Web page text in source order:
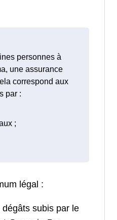
personnes à
une assurance
correspond aux
par :
légal :
subis par le